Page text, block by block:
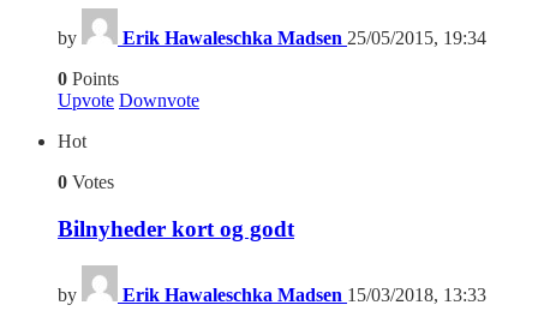
by Erik Hawaleschka Madsen 25/05/2015, 19:34
0 Points
Upvote Downvote
Hot
0 Votes
Bilnyheder kort og godt
by Erik Hawaleschka Madsen 15/03/2018, 13:33